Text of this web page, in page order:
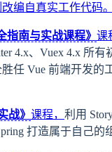
编自真实工作代码。
指南与实战课程》 课
4.x、Vuex 4.x 所
任 Vue 前端开发的
战》 课程， 利用
打造属于自己的